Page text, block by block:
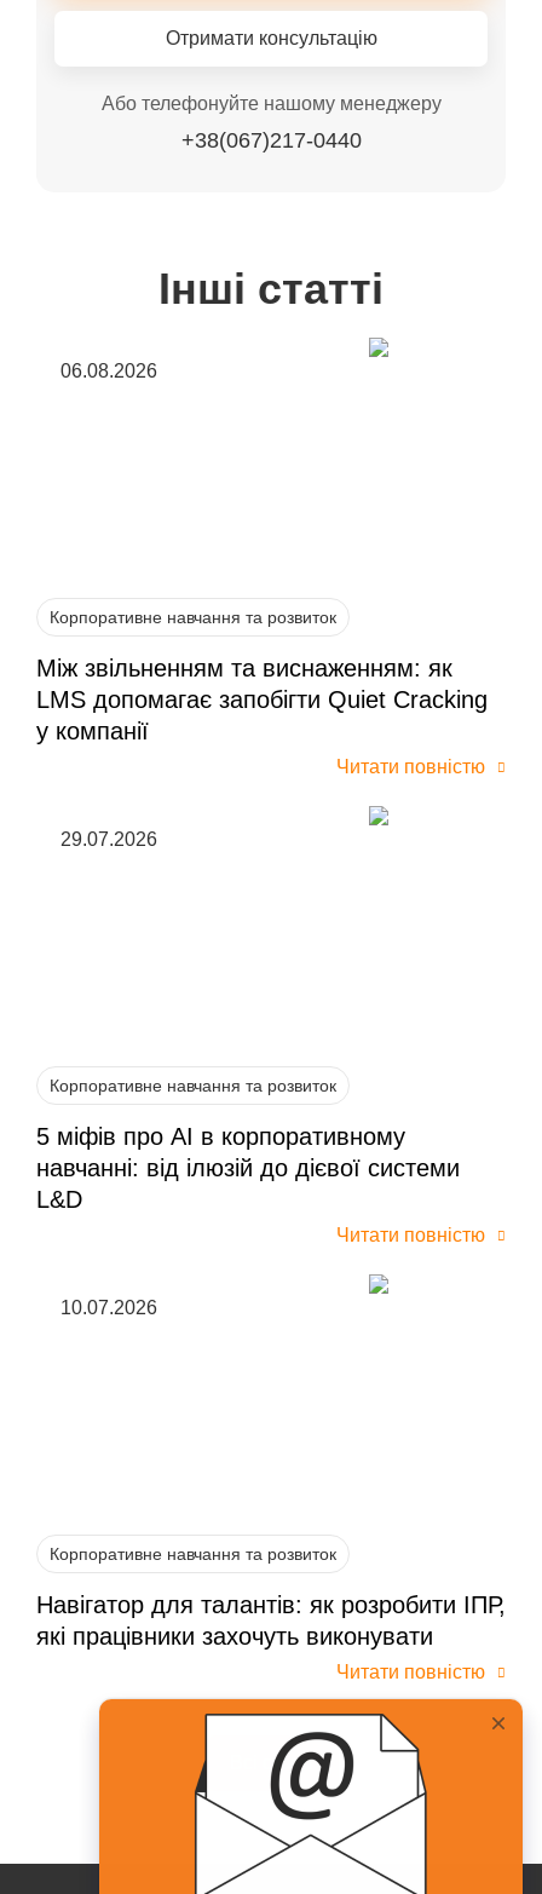
Отримати консультацію
Або телефонуйте нашому менеджеру
+38(067)217-0440
Інші статті
06.08.2026
Корпоративне навчання та розвиток
Між звільненням та виснаженням: як
LMS допомагає запобігти Quiet Cracking
у компанії
Читати повністю
29.07.2026
Корпоративне навчання та розвиток
5 міфів про AI в корпоративному
навчанні: від ілюзій до дієвої системи
L&D
Читати повністю
10.07.2026
Корпоративне навчання та розвиток
Навігатор для талантів: як розробити ІПР,
які працівники захочуть виконувати
Читати повністю
Всі статті